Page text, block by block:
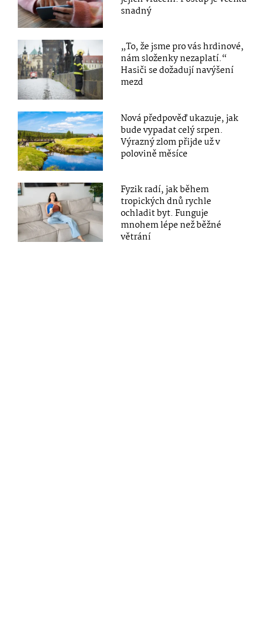
snadný
„To, že jsme pro vás hrdinové,
nám složenky nezaplatí.“
Hasiči se dožadují navýšení
mezd
Nová předpověď ukazuje, jak
bude vypadat celý srpen.
Výrazný zlom přijde už v
polovině měsíce
Fyzik radí, jak během
tropických dnů rychle
ochladit byt. Funguje
mnohem lépe než běžné
větrání